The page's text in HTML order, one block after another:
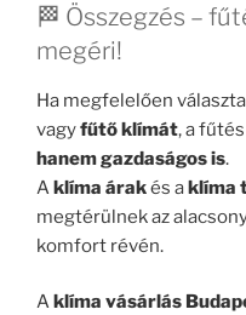
🏁 Összegzés –
megéri!
Ha megfelelően
vagyfűtő klímát, a
hanem gazdaságos is.
Aklíma árakés aklíma
megtérülnek az
komfort révén.
Aklíma vásárlás